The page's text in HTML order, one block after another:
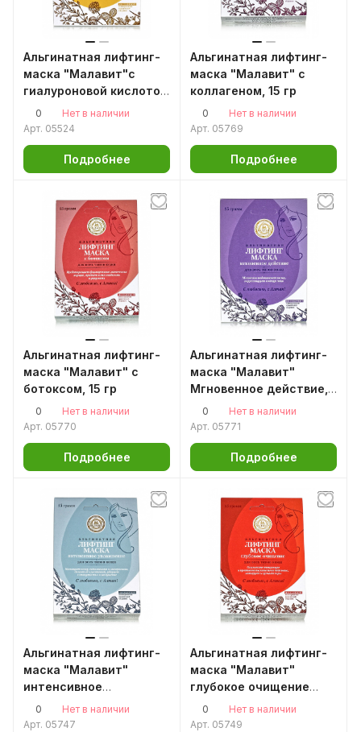
Альгинатная лифтинг-
маска "Малавит"с
гиалуроновой кислотой
15гр. Малавит
0
Нет в наличии
Арт. 05524
Подробнее
Альгинатная лифтинг-
маска "Малавит" с
коллагеном, 15 гр
0
Нет в наличии
Арт. 05769
Подробнее
Альгинатная лифтинг-
маска "Малавит" с
ботоксом, 15 гр
0
Нет в наличии
Арт. 05770
Подробнее
Альгинатная лифтинг-
маска "Малавит"
Мгновенное действие,
15 г
0
Нет в наличии
Арт. 05771
Подробнее
Альгинатная лифтинг-
маска "Малавит"
интенсивное
увлажнение 15гр.
Малавит
0
Нет в наличии
Арт. 05747
Альгинатная лифтинг-
маска "Малавит"
глубокое очищение
15гр.
0
Нет в наличии
Арт. 05749